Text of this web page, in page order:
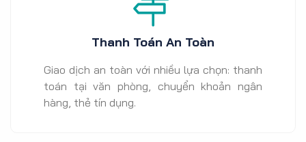
Thanh Toán An Toàn
Giao dịch an toàn với nhiều lựa chọn: thanh
toán tại văn phòng, chuyển khoản ngân
hàng, thẻ tín dụng.